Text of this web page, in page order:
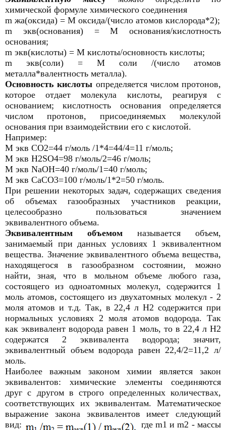
химической формуле химического соединения
m жа(оксида) = М оксида/(число атомов кислорода*2);
m экв(основания) = М основания/кислотность
основания;
m экв(кислоты) = М кислоты/основность кислоты;
m экв(соли) = М соли /(число атомов
металла*валентность металла).
Основность кислоты определяется числом протонов,
которое отдает молекула кислоты, реагируя с
основанием; кислотность основания определяется
числом протонов, присоединяемых молекулой
основания при взаимодействии его с кислотой.
Например:
М экв СО2=44 г/моль /1*4=44/4=11 г/моль;
М экв H2SO4=98 г/моль/2=46 г/моль;
М экв NaOH=40 г/моль/1=40 г/моль;
М экв СаСО3=100 г/моль/1*2=50 г/моль.
При решении некоторых задач, содержащих сведения
об объемах газообразных участников реакции,
целесообразно пользоваться значением
эквивалентного объема.
Эквивалентным объемом называется объем,
занимаемый при данных условиях 1 эквивалентном
вещества. Значение эквивалентного объема вещества,
находящегося в газообразном состоянии, можно
найти, зная, что в мольном объеме любого газа,
состоящего из одноатомных молекул, содержится 1
моль атомов, состоящего из двухатомных молекул - 2
моля атомов и т.д. Так, в 22,4 л Н2 содержится при
нормальных условиях 2 моля атомов водорода. Так
как эквивалент водорода равен 1 моль, то в 22,4 л Н2
содержатся 2 эквивалента водорода; значит,
эквивалентный объем водорода равен 22,4/2=11,2 л/
моль.
Наиболее важным законом химии является закон
эквивалентов: химические элементы соединяются
друг с другом в строго определенных количествах,
соответствующих их эквивалентам. Математическое
выражение закона эквивалентов имеет следующий
вид:
где m1 и m2 - массы